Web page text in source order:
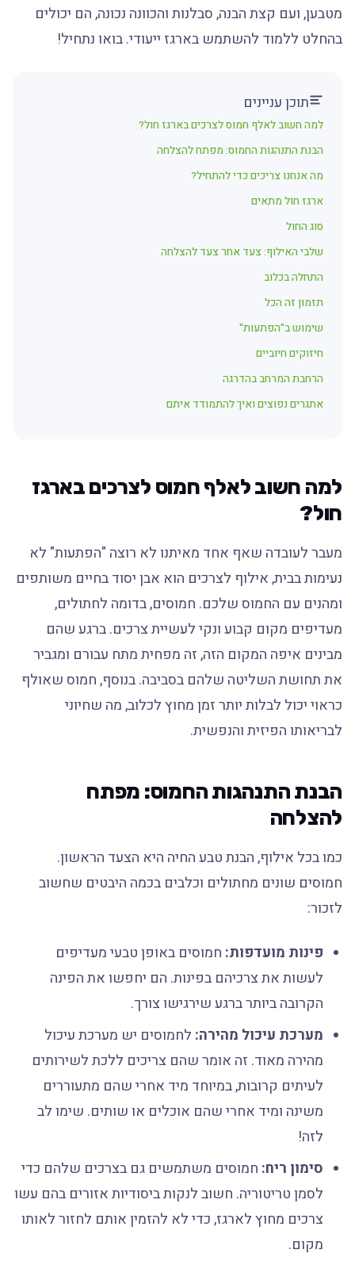
מטבען, ועם קצת הבנה, סבלנות והכוונה נכונה, הם יכולים
בהחלט ללמוד להשתמש בארגז ייעודי. בואו נתחיל!
תוכן עניינים
למה חשוב לאלף חמוס לצרכים בארגז חול?
הבנת התנהגות החמוס: מפתח להצלחה
מה אנחנו צריכים כדי להתחיל?
ארגז חול מתאים
סוג החול
שלבי האילוף: צעד אחר צעד להצלחה
התחלה בכלוב
תזמון זה הכל
שימוש ב"הפתעות"
חיזוקים חיוביים
הרחבת המרחב בהדרגה
אתגרים נפוצים ואיך להתמודד איתם
למה חשוב לאלף חמוס לצרכים בארגז
חול?
מעבר לעובדה שאף אחד מאיתנו לא רוצה "הפתעות" לא
נעימות בבית, אילוף לצרכים הוא אבן יסוד בחיים משותפים
ומהנים עם החמוס שלכם. חמוסים, בדומה לחתולים,
מעדיפים מקום קבוע ונקי לעשיית צרכים. ברגע שהם
מבינים איפה המקום הזה, זה מפחית מתח עבורם ומגביר
את תחושת השליטה שלהם בסביבה. בנוסף, חמוס שאולף
כראוי יכול לבלות יותר זמן מחוץ לכלוב, מה שחיוני
לבריאותו הפיזית והנפשית.
הבנת התנהגות החמוס: מפתח
להצלחה
כמו בכל אילוף, הבנת טבע החיה היא הצעד הראשון.
חמוסים שונים מחתולים וכלבים בכמה היבטים שחשוב
לזכור:
פינות מועדפות:חמוסים באופן טבעי מעדיפים
לעשות את צרכיהם בפינות. הם יחפשו את הפינה
הקרובה ביותר ברגע שירגישו צורך.
מערכת עיכול מהירה:לחמוסים יש מערכת עיכול
מהירה מאוד. זה אומר שהם צריכים ללכת לשירותים
לעיתים קרובות, במיוחד מיד אחרי שהם מתעוררים
משינה ומיד אחרי שהם אוכלים או שותים. שימו לב
לזה!
סימון ריח:חמוסים משתמשים גם בצרכים שלהם כדי
לסמן טריטוריה. חשוב לנקות ביסודיות אזורים בהם עשו
צרכים מחוץ לארגז, כדי לא להזמין אותם לחזור לאותו
מקום.